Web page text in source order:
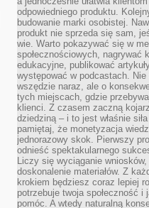
odpowiedniego produktu.
budowanie marki osobistej.
produkt nie sprzeda się sam,
wie. Warto pokazywać się w
społecznościowych, nagrywać
edukacyjne, publikować
występować w podcastach.
wszędzie naraz, ale o
tych miejscach, gdzie
klienci. Z czasem zaczną
dziedziną – i to jest właśnie
pamiętaj, że monetyzacja
jednorazowy skok. Pierwszy
odnieść spektakularnego
Liczy się wyciąganie wniosków,
doskonalenie materiałów. Z
krokiem będziesz coraz lepiej
potrzebuje twoja społeczność i
pomóc. A wtedy naturalną